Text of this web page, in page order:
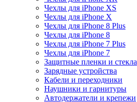
Чехлы для iPhone XS
Чехлы для iPhone X
Чехлы для iPhone 8 Plus
Чехлы для iPhone 8
Чехлы для iPhone 7 Plus
Чехлы для iPhone 7
Защитные пленки и стекла
Зарядные устройства
Кабели и переходники
Наушники и гарнитуры
Автодержатели и крепежи